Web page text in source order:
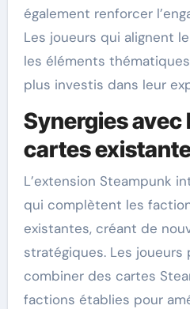
également renforcer
Les joueurs qui alignent
les éléments
plus investis dans leur
Synergies avec
cartes
L’extension Steampunk
qui complètent les
existantes, créant de
stratégiques. Les joueurs
combiner des cartes
factions établies pour